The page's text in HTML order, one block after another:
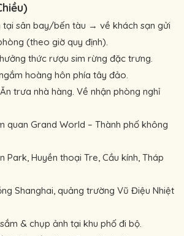
tại sân bay/bến tàu → về khách sạn gửi
(theo giờ quy định).
thức rượu sim rừng đặc trưng.
hoàng hôn phía tây đảo.
trưa nhà hàng. Về nhận phòng nghỉ
quan Grand World – Thành phố không
Park, Huyền thoại Tre, Cầu kính, Tháp
Shanghai, quảng trường Vũ Điệu Nhiệt
& chụp ảnh tại khu phố đi bộ.